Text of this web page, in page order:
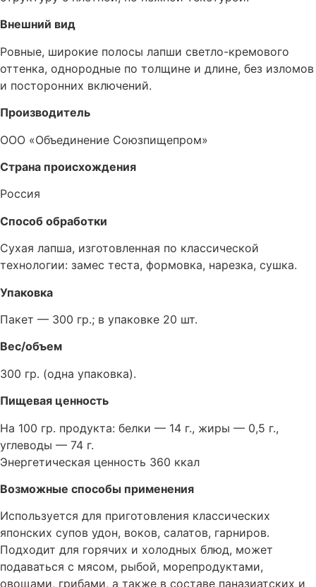
Внешний вид
Ровные, широкие полосы лапши светло-кремового
оттенка, однородные по толщине и длине, без изломов
и посторонних включений.
Производитель
ООО «Объединение Союзпищепром»
Страна происхождения
Россия
Способ обработки
Сухая лапша, изготовленная по классической
технологии: замес теста, формовка, нарезка, сушка.
Упаковка
Пакет — 300 гр.; в упаковке 20 шт.
Вес/объем
300 гр. (одна упаковка).
Пищевая ценность
На 100 гр. продукта: белки — 14 г., жиры — 0,5 г.,
углеводы — 74 г.
Энергетическая ценность 360 ккал
Возможные способы применения
Используется для приготовления классических
японских супов удон, воков, салатов, гарниров.
Подходит для горячих и холодных блюд, может
подаваться с мясом, рыбой, морепродуктами,
овощами, грибами, а также в составе паназиатских и